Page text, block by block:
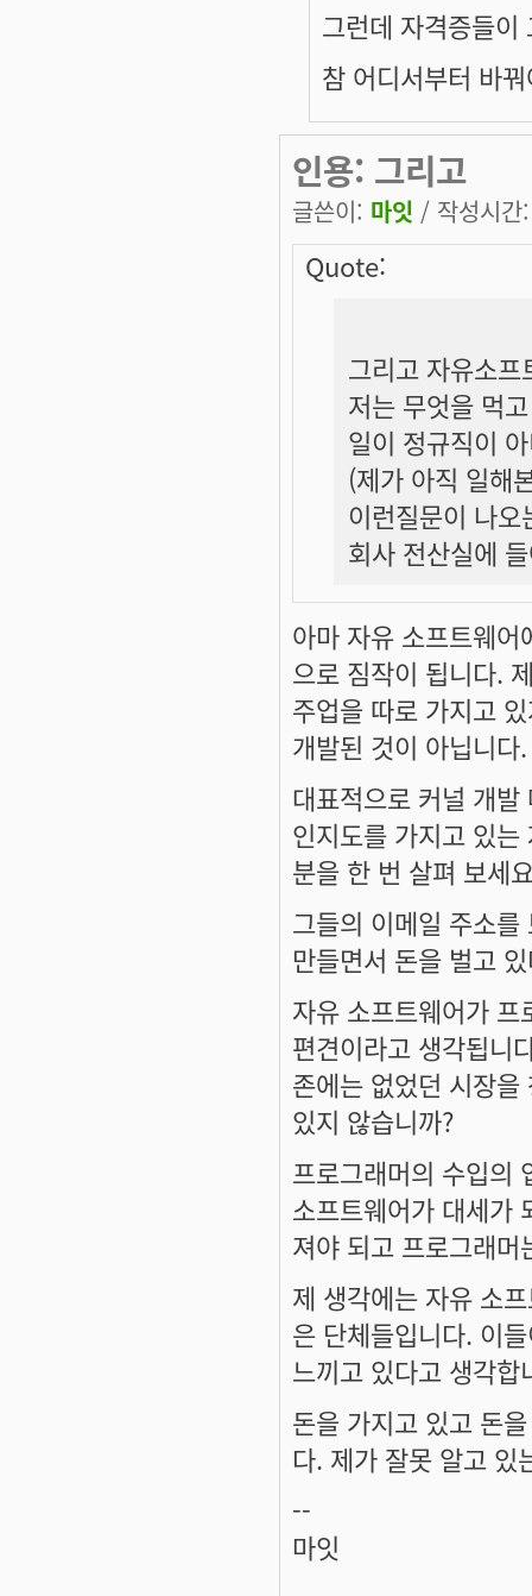
그런데 자격증들
참 어디서부터 바
인용: 그리고
글쓴이: 마잇 / 작성시
Quote:
그리고 자유소
저는 무엇을 먹
일이 정규직이
(제가 아직 일해
이런질문이 나
회사 전산실에
아마 자유 소프트웨
으로 짐작이 됩니다.
주업을 따로 가지고
개발된 것이 아닙니다.
대표적으로 커널 개
인지도를 가지고 있
분을 한 번 살펴 보세
그들의 이메일 주소
만들면서 돈을 벌고
자유 소프트웨어가
편견이라고 생각됩니
존에는 없었던 시장
있지 않습니까?
프로그래머의 수입의
소프트웨어가 대세가
져야 되고 프로그래머
제 생각에는 자유 소
은 단체들입니다. 이
느끼고 있다고 생각합
돈을 가지고 있고 돈
다. 제가 잘못 알고 있
--
마잇